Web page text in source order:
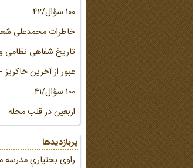
100 سؤال/42
خاطرات محمد‌علی
تاریخ شفاهی
عبور از آخرین خاکریز - 26
100 سؤال/41
اربعین در قلب محله
پربازدیدها
راوی بختیاریِ مدرسه